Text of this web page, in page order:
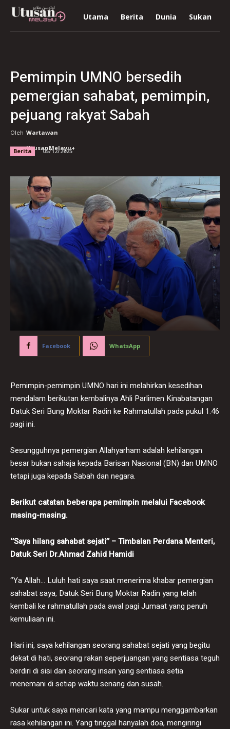
Utama Berita Dunia Sukan
Pemimpin UMNO bersedih
pemergian sahabat, pemimpin,
pejuang rakyat Sabah
Oleh Wartawan
UtusanMelayu+
Berita 05/12/2025
Facebook WhatsApp
Pemimpin-pemimpin UMNO hari ini melahirkan kesedihan
mendalam berikutan kembalinya Ahli Parlimen Kinabatangan
Datuk Seri Bung Moktar Radin ke Rahmatullah pada pukul 1.46
pagi ini.
Sesungguhnya pemergian Allahyarham adalah kehilangan
besar bukan sahaja kepada Barisan Nasional (BN) dan UMNO
tetapi juga kepada Sabah dan negara.
Berikut catatan beberapa pemimpin melalui Facebook
masing-masing.
‘’Saya hilang sahabat sejati’’ – Timbalan Perdana Menteri,
Datuk Seri Dr.Ahmad Zahid Hamidi
‘’Ya Allah… Luluh hati saya saat menerima khabar pemergian
sahabat saya, Datuk Seri Bung Moktar Radin yang telah
kembali ke rahmatullah pada awal pagi Jumaat yang penuh
kemuliaan ini.
Hari ini, saya kehilangan seorang sahabat sejati yang begitu
dekat di hati, seorang rakan seperjuangan yang sentiasa teguh
berdiri di sisi dan seorang insan yang sentiasa setia
menemani di setiap waktu senang dan susah.
Sukar untuk saya mencari kata yang mampu menggambarkan
rasa kehilangan ini. Yang tinggal hanyalah doa, mengiringi